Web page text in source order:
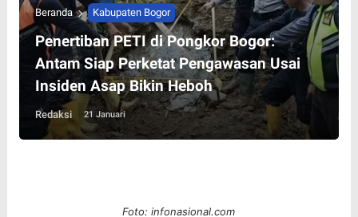
Beranda Kabupaten Bogor
Penertiban PETI di Pongkor Bogor:
Antam Siap Perketat Pengawasan Usai
Insiden Asap Bikin Heboh
Redaksi 21 Januari
Foto: infonasional.com